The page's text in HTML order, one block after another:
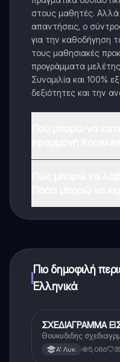
στους μαθητές. Αλλά
απαντήσεις, ο
για την καθοδήγηση
τους μαθησιακές
προγράμματα
Συνομιλία και 100%
δεξιότητες και την
Πιο δημοφιλή
Ελληνικά
Αρχαία Ελληνικά
ΣΧΕΔΙΑΓΡΑΜΜΑ
Θουκυδιδης
Α' Λυκ. 5,086